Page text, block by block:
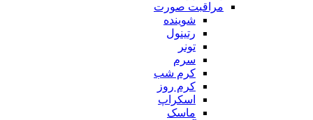
مراقبت صورت
شوینده
رتینول
تونر
سرم
کرم شب
کرم روز
اسکراپ
ماسک